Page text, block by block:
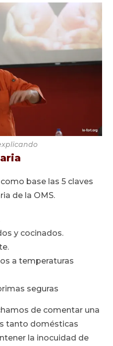
base las 5 claves
de la OMS.
y cocinados.
a temperaturas
seguras
de comentar una
tanto domésticas
la inocuidad de